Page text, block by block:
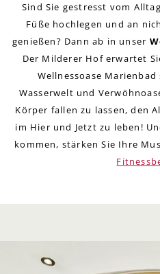
Sind Sie gestresst vom
Füße hochlegen und an
genießen? Dann ab in unser
Der Milderer Hof erwartet
Wellnessoase
Wasserwelt und
Körper fallen zu lassen, den
im Hier und Jetzt zu leben!
kommen, stärken Sie Ihre